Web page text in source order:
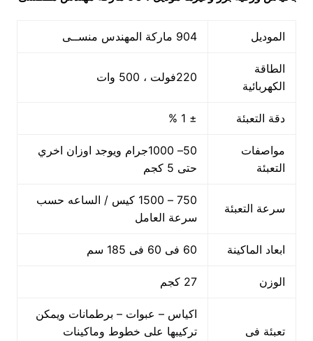
الموديل 904 ماركة المهندس منســى
الطاقة
الكهربائية
220فولت ، 500 وات
دقة التعبئة ± 1 %
مواصفات
التعبئة
50– 1000جرام ويوجد اوزان اخري
حتى 5 كجم
سرعة التعبئة
750 – 1500 كيس / الساعه حسب
سرعة العامل
ابعاد الماكينة 60 فى 60 فى 185 سم
الوزن 27 كجم
تعبئة فى
اكياس – عبوات – برطمانات ويمكن
تركيبها على خطوط وماكينات